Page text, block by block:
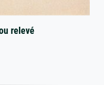
relevé